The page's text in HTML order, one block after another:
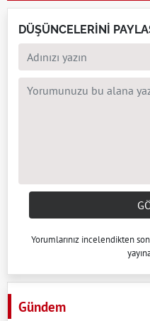
DÜŞÜNCELERİNİ
Yorumlarınız incelendikten
Gündem